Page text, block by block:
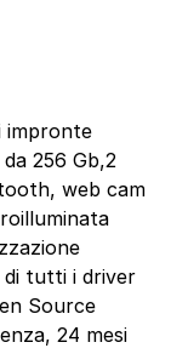
impronte
256 Gb,2
web cam
di tutti i driver
Source
24 mesi